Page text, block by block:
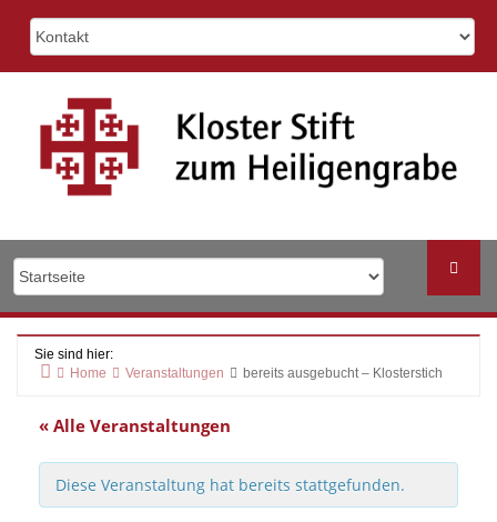
Sie sind hier:
Home
Veranstaltungen bereits ausgebucht – Klosterstich
« Alle Veranstaltungen
Diese Veranstaltung hat bereits stattgefunden.